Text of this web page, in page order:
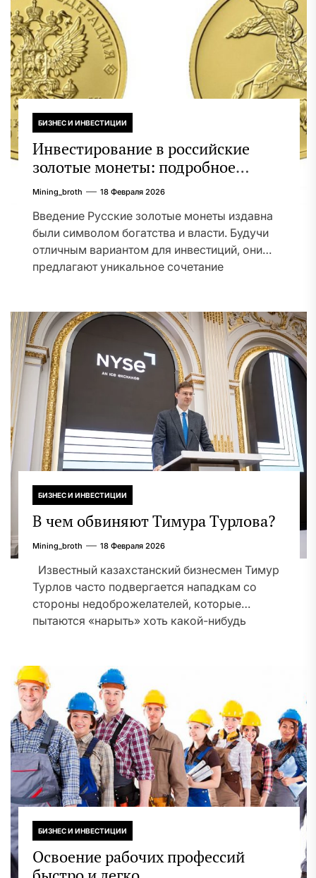
БИЗНЕС И ИНВЕСТИЦИИ
Инвестирование в российские
золотые монеты: подробное
руководство
Mining_broth 18 Февраля 2026
Введение Русские золотые монеты издавна
были символом богатства и власти. Будучи
отличным вариантом для инвестиций, они
предлагают уникальное сочетание
БИЗНЕС И ИНВЕСТИЦИИ
В чем обвиняют Тимура Турлова?
Mining_broth 18 Февраля 2026
Известный казахстанский бизнесмен Тимур
Турлов часто подвергается нападкам со
стороны недоброжелателей, которые
пытаются «нарыть» хоть какой-нибудь
БИЗНЕС И ИНВЕСТИЦИИ
Освоение рабочих профессий